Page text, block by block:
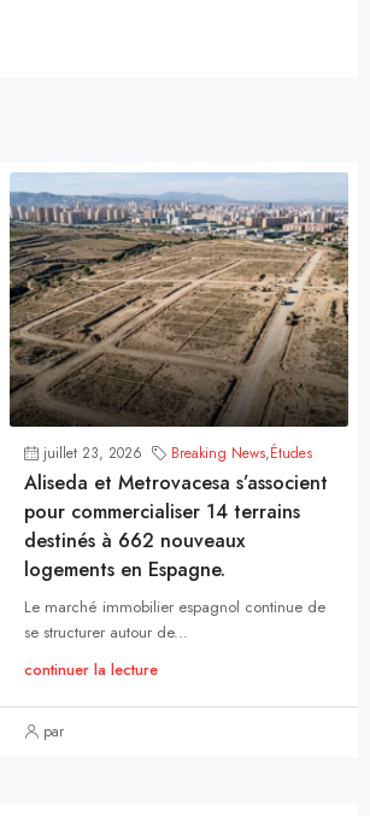
juillet 23, 2026 Breaking News,Études
Aliseda et Metrovacesa s’associent
pour commercialiser 14 terrains
destinés à 662 nouveaux
logements en Espagne.
Le marché immobilier espagnol continue de
se structurer autour de...
continuer la lecture
par